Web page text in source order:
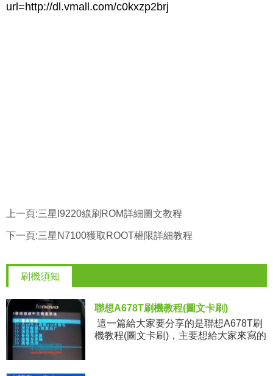
url=http://dl.vmall.com/c0kxzp2brj
上一頁:三星I9220線刷ROM詳細圖文教程
下一頁:三星N7100獲取ROOT權限詳細教程
刷機須知
聯想A678T刷機教程(圖文卡刷)
這一篇給大家要分享的是聯想A678T刷
機教程(圖文卡刷)，主要想給大家來寫的